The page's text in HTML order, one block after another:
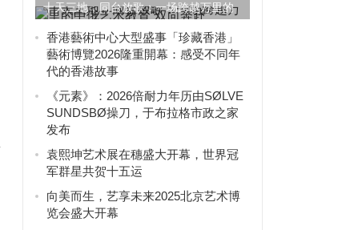
十天三地，同台放歌：一场跨越万里的
中俄艺术教育“双向奔赴”
香港藝術中心大型盛事「珍藏香港」
藝術博覽2026隆重開幕：感受不同年
代的香港故事
《元素》：2026倍耐力年历由SØLVE
SUNDSBØ操刀，于布拉格市政之家
发布
袁熙坤艺术展在穗盛大开幕，世界冠
军群星共贺十五运
向美而生，艺享未来2025北京艺术博
览会盛大开幕